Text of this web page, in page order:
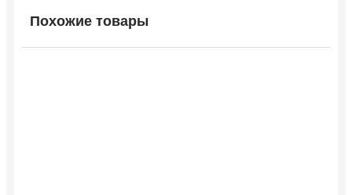
Похожие товары